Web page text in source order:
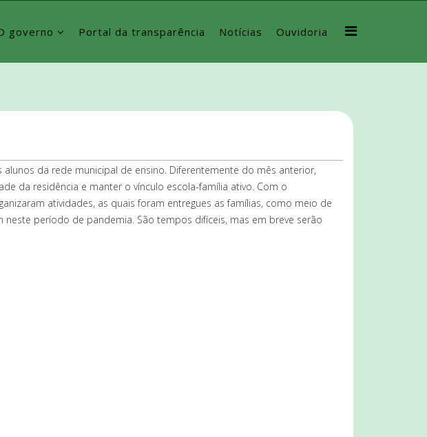
governo Portal da transparência Notícias Ouvidoria
da rede municipal de ensino. Diferentemente do mês anterior,
da residência e manter o vínculo escola-família ativo. Com o
atividades, as quais foram entregues as famílias, como meio de
período de pandemia. São tempos difíceis, mas em breve serão